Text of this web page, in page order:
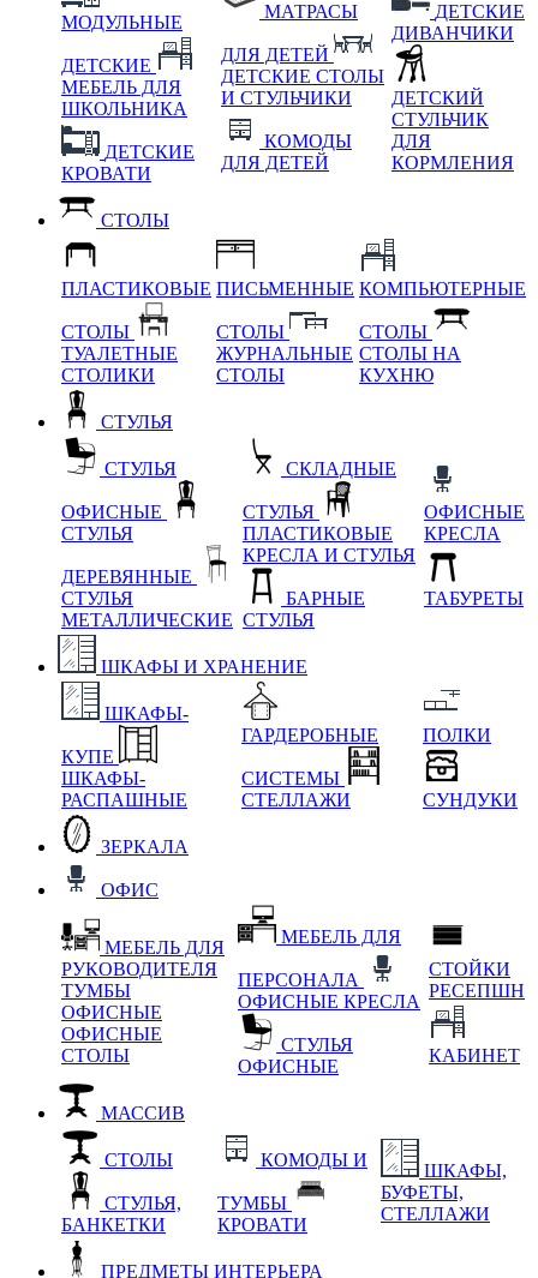
МОДУЛЬНЫЕ
ДЕТСКИЕ
МЕБЕЛЬ ДЛЯ
ШКОЛЬНИКА
ДЕТСКИЕ
КРОВАТИ
МАТРАСЫ
ДЛЯ ДЕТЕЙ
ДЕТСКИЕ СТОЛЫ
И СТУЛЬЧИКИ
КОМОДЫ
ДЛЯ ДЕТЕЙ
ДЕТСКИЕ
ДИВАНЧИКИ
ДЕТСКИЙ
СТУЛЬЧИК
ДЛЯ
КОРМЛЕНИЯ
СТОЛЫ
ПЛАСТИКОВЫЕ
СТОЛЫ
ТУАЛЕТНЫЕ
СТОЛИКИ
ПИСЬМЕННЫЕ
СТОЛЫ
ЖУРНАЛЬНЫЕ
СТОЛЫ
КОМПЬЮТЕРНЫЕ
СТОЛЫ
СТОЛЫ НА
КУХНЮ
СТУЛЬЯ
СТУЛЬЯ
ОФИСНЫЕ
СТУЛЬЯ
ДЕРЕВЯННЫЕ
СТУЛЬЯ
МЕТАЛЛИЧЕСКИЕ
СКЛАДНЫЕ
СТУЛЬЯ
ПЛАСТИКОВЫЕ
КРЕСЛА И СТУЛЬЯ
БАРНЫЕ
СТУЛЬЯ
ОФИСНЫЕ
КРЕСЛА
ТАБУРЕТЫ
ШКАФЫ И ХРАНЕНИЕ
ШКАФЫ-
КУПЕ
ШКАФЫ-
РАСПАШНЫЕ
ГАРДЕРОБНЫЕ
СИСТЕМЫ
СТЕЛЛАЖИ
ПОЛКИ
СУНДУКИ
ЗЕРКАЛА
ОФИС
МЕБЕЛЬ ДЛЯ
РУКОВОДИТЕЛЯ
ТУМБЫ
ОФИСНЫЕ
ОФИСНЫЕ
СТОЛЫ
МЕБЕЛЬ ДЛЯ
ПЕРСОНАЛА
ОФИСНЫЕ КРЕСЛА
СТУЛЬЯ
ОФИСНЫЕ
СТОЙКИ
РЕСЕПШН
КАБИНЕТ
МАССИВ
СТОЛЫ
СТУЛЬЯ,
БАНКЕТКИ
КОМОДЫ И
ТУМБЫ
КРОВАТИ
ШКАФЫ,
БУФЕТЫ,
СТЕЛЛАЖИ
ПРЕДМЕТЫ ИНТЕРЬЕРА